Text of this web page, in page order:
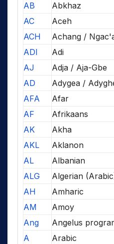
AB
Abkhaz
AC
Aceh
ACH
Achang /
ADI
Adi
AJ
Adja / Aja-Gbe
AD
Adygea /
AFA
Afar
AF
Afrikaans
AK
Akha
AKL
Aklanon
AL
Albanian
ALG
Algerian
AH
Amharic
AM
Amoy
Ang
Angelus
A
Arabic